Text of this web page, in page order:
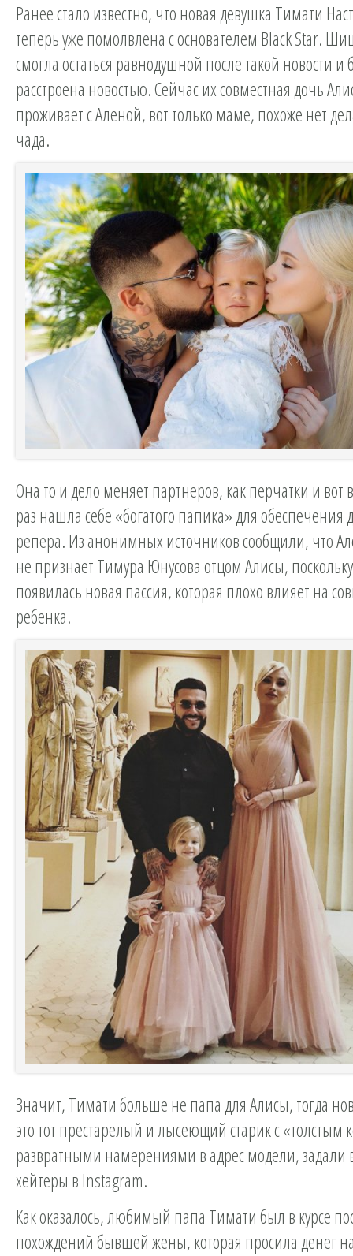
Ранее стало известно, что новая девушка Тимати
теперь уже помолвлена с основателем Black Star.
смогла остаться равнодушной после такой новости
расстроена новостью. Сейчас их совместная дочь
проживает с Аленой, вот только маме, похоже нет
чада.
Она то и дело меняет партнеров, как перчатки и вот
раз нашла себе «богатого папика» для обеспечения
репера. Из анонимных источников сообщили, что
не признает Тимура Юнусова отцом Алисы,
появилась новая пассия, которая плохо влияет на
ребенка.
Значит, Тимати больше не папа для Алисы, тогда
это тот престарелый и лысеющий старик с
развратными намерениями в адрес модели, задали
хейтеры в Instagram.
Как оказалось, любимый папа Тимати был в курсе
похождений бывшей жены, которая просила денег